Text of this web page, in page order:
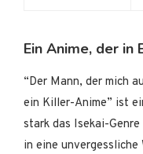
Ein Anime, der in
“Der Mann, der mich
ein Killer-Anime” ist
stark das Isekai-
in eine